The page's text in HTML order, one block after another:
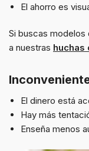
El ahorro es
Si buscas
a nuestras huchas
El dinero está
Hay más
Enseña menos